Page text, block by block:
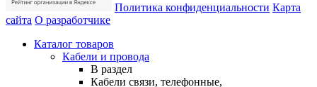
Политика конфиденциальности Карта
сайта О разработчике
Каталог товаров
Кабели и провода
В раздел
Кабели связи, телефонные,